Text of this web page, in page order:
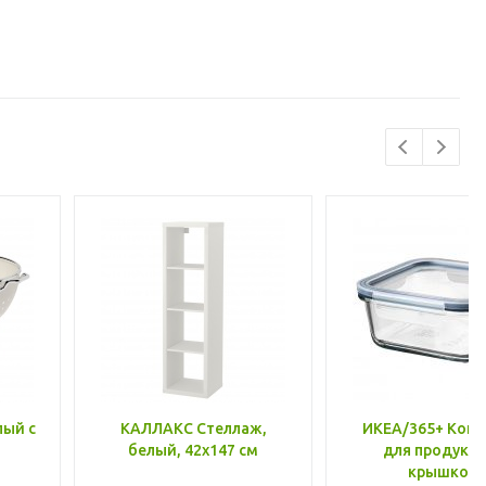
с
КАЛЛАКС Стеллаж,
белый, 42x147 см
ИКЕА/365+
для
крышкой,